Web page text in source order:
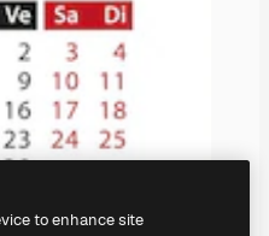
to enhance site